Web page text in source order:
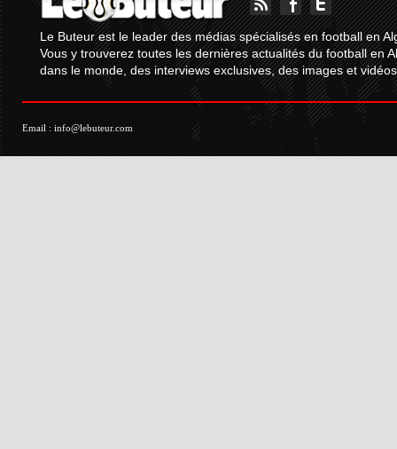
Le Buteur est le leader des médias spécialisés en football en
Vous y trouverez toutes les dernières actualités du football en
dans le monde, des interviews exclusives, des images et
Email : info@lebuteur.com